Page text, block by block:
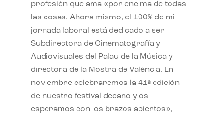
profesión que ama «por encima de todas
las cosas. Ahora mismo, el 100% de mi
jornada laboral está dedicado a ser
Subdirectora de Cinematografía y
Audiovisuales del Palau de la Música y
directora de la Mostra de València. En
noviembre celebraremos la 41ª edición
de nuestro festival decano y os
esperamos con los brazos abiertos»,